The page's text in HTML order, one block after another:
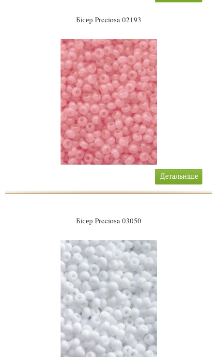
Бісер Preciosa 02193
Детальніше
Бісер Preciosa 03050